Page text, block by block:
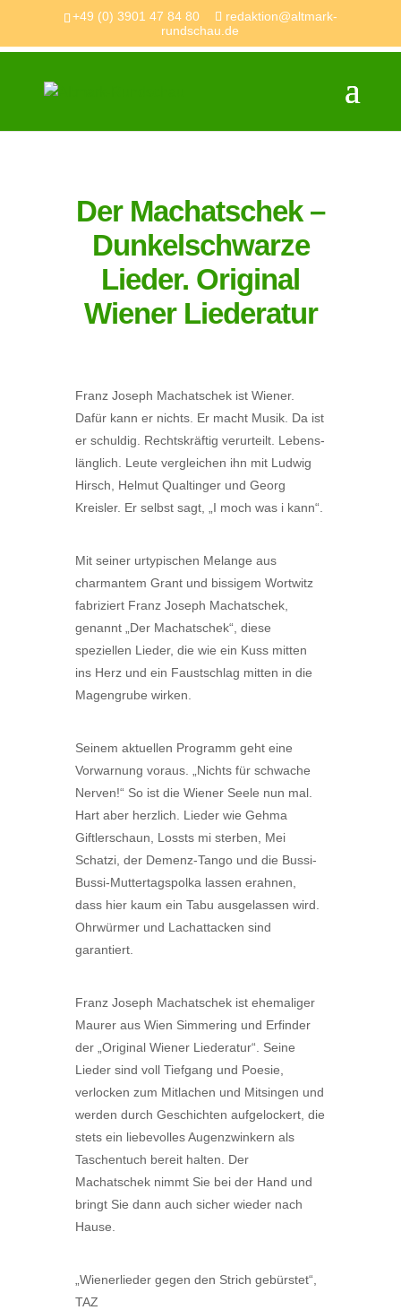
+49 (0) 3901 47 84 80
redaktion@altmark-
rundschau.de
Der Machatschek –
Dunkelschwarze
Lieder. Original
Wiener Liederatur
Franz Joseph Machatschek ist Wiener.
Dafür kann er nichts. Er macht Musik. Da ist
er schuldig. Rechtskräftig verurteilt. Lebens-
länglich. Leute vergleichen ihn mit Ludwig
Hirsch, Helmut Qualtinger und Georg
Kreisler. Er selbst sagt, „I moch was i kann“.
Mit seiner urtypischen Melange aus
charmantem Grant und bissigem Wortwitz
fabriziert Franz Joseph Machatschek,
genannt „Der Machatschek“, diese
speziellen Lieder, die wie ein Kuss mitten
ins Herz und ein Faustschlag mitten in die
Magengrube wirken.
Seinem aktuellen Programm geht eine
Vorwarnung voraus. „Nichts für schwache
Nerven!“ So ist die Wiener Seele nun mal.
Hart aber herzlich. Lieder wie Gehma
Giftlerschaun, Lossts mi sterben, Mei
Schatzi, der Demenz-Tango und die Bussi-
Bussi-Muttertagspolka lassen erahnen,
dass hier kaum ein Tabu ausgelassen wird.
Ohrwürmer und Lachattacken sind
garantiert.
Franz Joseph Machatschek ist ehemaliger
Maurer aus Wien Simmering und Erfinder
der „Original Wiener Liederatur“. Seine
Lieder sind voll Tiefgang und Poesie,
verlocken zum Mitlachen und Mitsingen und
werden durch Geschichten aufgelockert, die
stets ein liebevolles Augenzwinkern als
Taschentuch bereit halten. Der
Machatschek nimmt Sie bei der Hand und
bringt Sie dann auch sicher wieder nach
Hause.
„Wienerlieder gegen den Strich gebürstet“,
TAZ